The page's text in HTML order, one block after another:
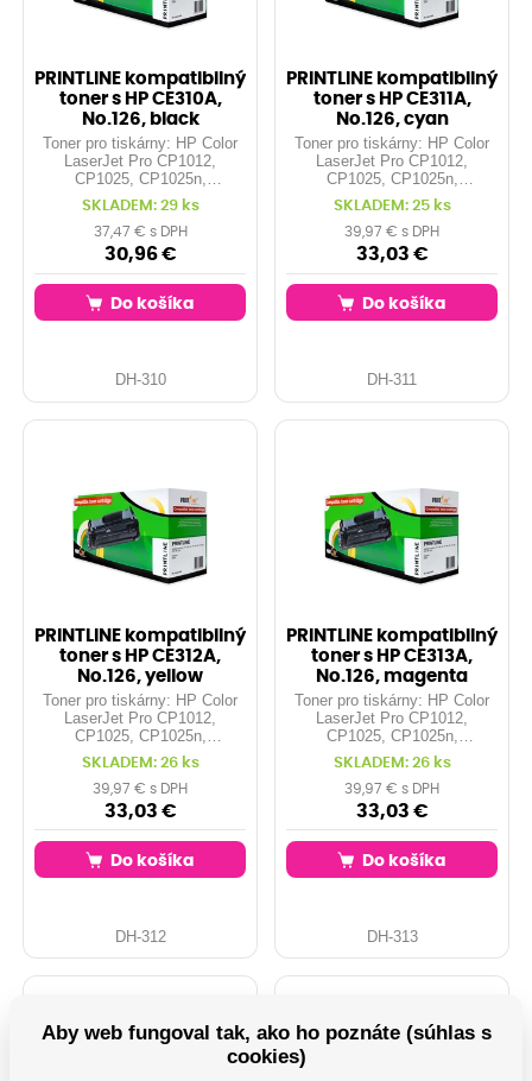
PRINTLINE kompatibilný
toner s HP CE310A,
No.126, black
Toner pro tiskárny: HP Color
LaserJet Pro CP1012,
CP1025, CP1025n,
CP1025nw, ... Orientační
kapacita: 1.200 stran při 5%
pokrytí Barva: black
SKLADEM: 29 ks
37,47 € s DPH
30,96 €
Do košíka
DH-310
PRINTLINE kompatibilný
toner s HP CE311A,
No.126, cyan
Toner pro tiskárny: HP Color
LaserJet Pro CP1012,
CP1025, CP1025n,
CP1025nw, ... Orientační
kapacita: 1.000 stran při 5%
pokrytí Barva: cyan
SKLADEM: 25 ks
39,97 € s DPH
33,03 €
Do košíka
DH-311
PRINTLINE kompatibilný
toner s HP CE312A,
No.126, yellow
Toner pro tiskárny: HP Color
LaserJet Pro CP1012,
CP1025, CP1025n,
CP1025nw, ... Orientační
kapacita: 1.000 stran při 5%
pokrytí Barva: yellow
SKLADEM: 26 ks
39,97 € s DPH
33,03 €
Do košíka
DH-312
PRINTLINE kompatibilný
toner s HP CE313A,
No.126, magenta
Toner pro tiskárny: HP Color
LaserJet Pro CP1012,
CP1025, CP1025n,
CP1025nw, ... Orientační
kapacita: 1.000 stran při 5%
pokrytí Barva: magenta
SKLADEM: 26 ks
39,97 € s DPH
33,03 €
Do košíka
DH-313
Aby web fungoval tak, ako ho poznáte (súhlas s
cookies)